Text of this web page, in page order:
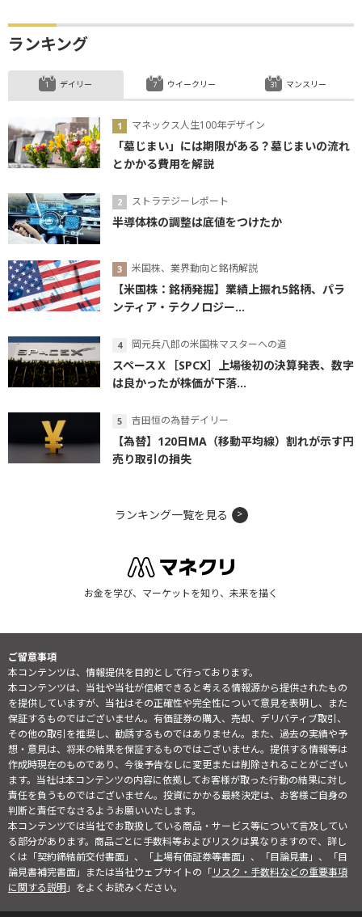
ランキング
デイリー
マネックス人生100年デザイン
「墓じまい」には期限がある？墓じまいの流れ
とかかる費用を解説
ストラテジーレポート
半導体株の調整は底値をつけたか
米国株、業界動向と銘柄解説
【米国株：銘柄発掘】業績上振れ5銘柄、パラ
ンティア・テクノロジー...
岡元兵八郎の米国株マスターへの道
スペースＸ［SPCX］上場後初の決算発表、数字
は良かったが株価が下落...
吉田恒の為替デイリー
【為替】120日MA（移動平均線）割れが示す円
売り取引の損失
ウイークリー マンスリー
ランキング一覧を見る
お金を学び、マーケットを知り、未来を描く
ご留意事項
本コンテンツは、情報提供を目的として行っております。
本コンテンツは、当社や当社が信頼できると考える情報源から提供されたもの
を提供していますが、当社はその正確性や完全性について意見を表明し、また
保証するものではございません。有価証券の購入、売却、デリバティブ取引、
その他の取引を推奨し、勧誘するものではありません。また、過去の実績や予
想・意見は、将来の結果を保証するものではございません。提供する情報等は
作成時現在のものであり、今後予告なしに変更または削除されることがござい
ます。当社は本コンテンツの内容に依拠してお客様が取った行動の結果に対し
責任を負うものではございません。投資にかかる最終決定は、お客様ご自身の
判断と責任でなさるようお願いいたします。
本コンテンツでは当社でお取扱している商品・サービス等について言及してい
る部分があります。商品ごとに手数料等およびリスクは異なりますので、詳し
くは「契約締結前交付書面」、「上場有価証券等書面」、「目論見書」、「目
論見書補完書面」または当社ウェブサイトの「リスク・手数料などの重要事項
に関する説明」をよくお読みください。